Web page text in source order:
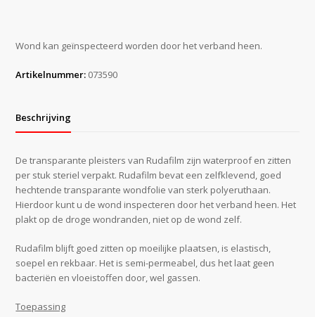
cm
50
Wond kan geïnspecteerd worden door het verband heen.
Artikelnummer: 073590
Beschrijving
De transparante pleisters van Rudafilm zijn waterproof en zitten
per stuk steriel verpakt. Rudafilm bevat een zelfklevend, goed
hechtende transparante wondfolie van sterk polyeruthaan.
Hierdoor kunt u de wond inspecteren door het verband heen. Het
plakt op de droge wondranden, niet op de wond zelf.
Rudafilm blijft goed zitten op moeilijke plaatsen, is elastisch,
soepel en rekbaar. Het is semi-permeabel, dus het laat geen
bacteriën en vloeistoffen door, wel gassen.
Toepassing